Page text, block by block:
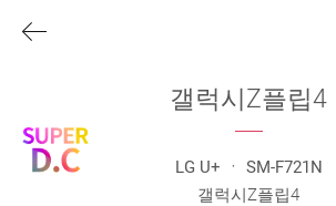
갤럭시Z플립4
LG U+ ㆍ SM-F721N
갤럭시Z플립4